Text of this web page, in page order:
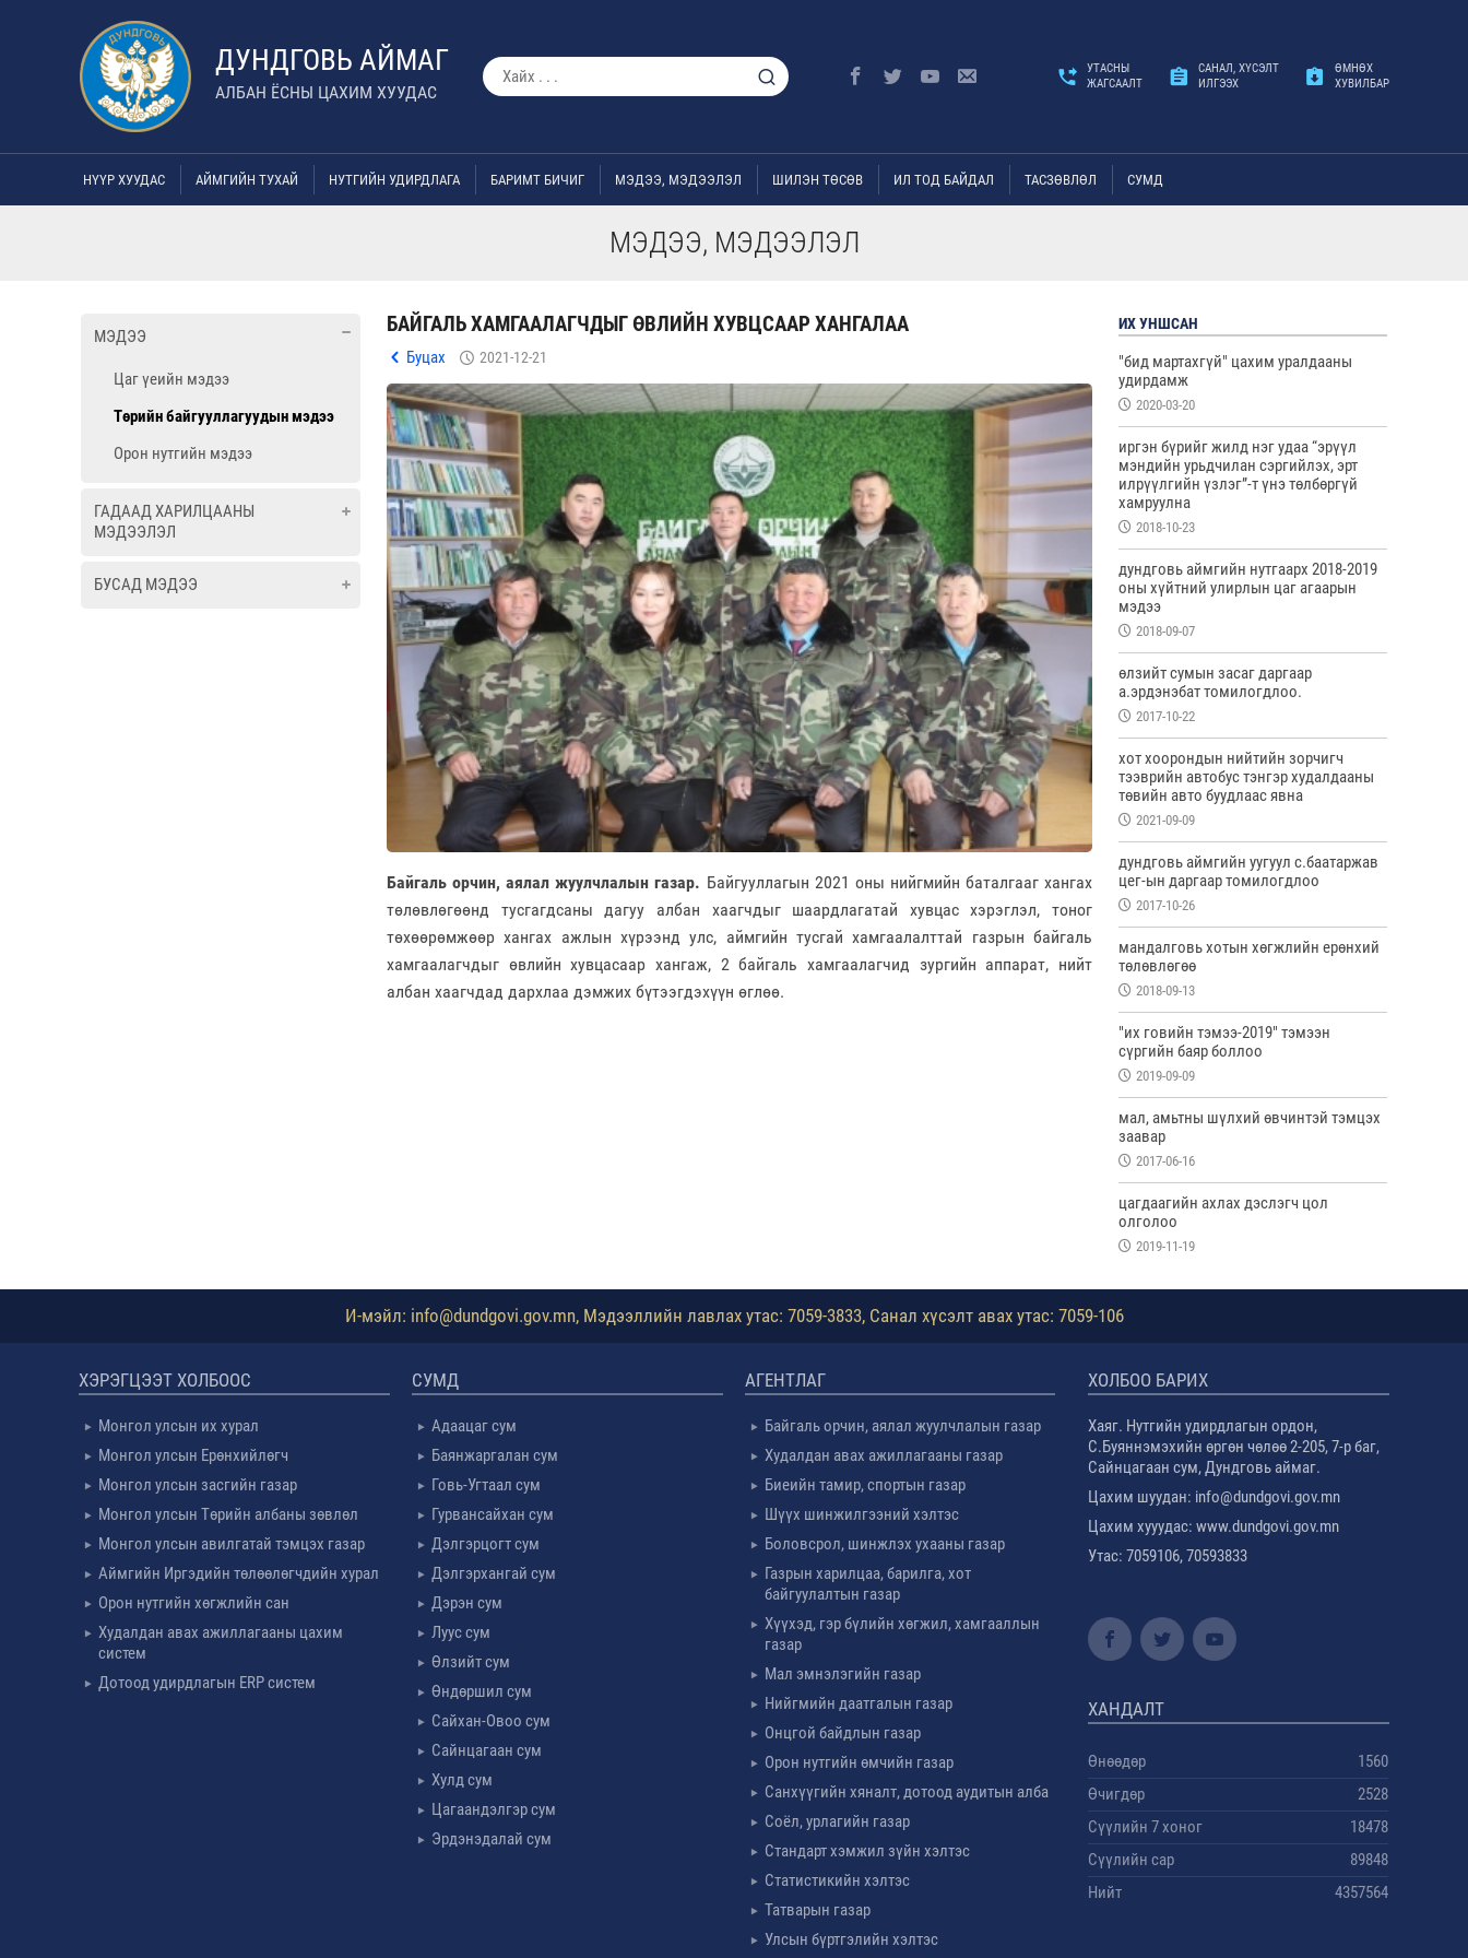
ДУНДГОВЬ АЙМАГ
АЛБАН ЁСНЫ ЦАХИМ ХУУДАС
УТАСНЫ
ЖАГСААЛТ
САНАЛ, ХҮСЭЛТ
ИЛГЭЭХ
ӨМНӨХ
ХУВИЛБАР
НҮҮР ХУУДАС АЙМГИЙН ТУХАЙ НУТГИЙН УДИРДЛАГА БАРИМТ БИЧИГ МЭДЭЭ, МЭДЭЭЛЭЛ ШИЛЭН ТӨСӨВ ИЛ ТОД БАЙДАЛ ТАСЗӨВЛӨЛ СУМД
МЭДЭЭ, МЭДЭЭЛЭЛ
МЭДЭЭ
Цаг үеийн мэдээ
Төрийн байгууллагуудын мэдээ
Орон нутгийн мэдээ
ГАДААД ХАРИЛЦААНЫ
МЭДЭЭЛЭЛ
БУСАД МЭДЭЭ
БАЙГАЛЬ ХАМГААЛАГЧДЫГ ӨВЛИЙН ХУВЦСААР ХАНГАЛАА
Буцах 2021-12-21
Байгаль орчин, аялал жуулчлалын газар. Байгууллагын 2021 оны нийгмийн баталгааг хангах
төлөвлөгөөнд тусгагдсаны дагуу албан хаагчдыг шаардлагатай хувцас хэрэглэл, тоног
төхөөрөмжөөр хангах ажлын хүрээнд улс, аймгийн тусгай хамгаалалттай газрын байгаль
хамгаалагчдыг өвлийн хувцасаар хангаж, 2 байгаль хамгаалагчид зургийн аппарат, нийт
албан хаагчдад дархлаа дэмжих бүтээгдэхүүн өглөө.
ИХ УНШСАН
"бид мартахгүй" цахим уралдааны
удирдамж
2020-03-20
иргэн бүрийг жилд нэг удаа “эрүүл
мэндийн урьдчилан сэргийлэх, эрт
илрүүлгийн үзлэг”-т үнэ төлбөргүй
хамруулна
2018-10-23
дундговь аймгийн нутгаарх 2018-2019
оны хүйтний улирлын цаг агаарын
мэдээ
2018-09-07
өлзийт сумын засаг даргаар
а.эрдэнэбат томилогдлоо.
2017-10-22
хот хоорондын нийтийн зорчигч
тээврийн автобус тэнгэр худалдааны
төвийн авто буудлаас явна
2021-09-09
дундговь аймгийн уугуул с.баатаржав
цег-ын даргаар томилогдлоо
2017-10-26
мандалговь хотын хөгжлийн ерөнхий
төлөвлөгөө
2018-09-13
"их говийн тэмээ-2019" тэмээн
сүргийн баяр боллоо
2019-09-09
мал, амьтны шүлхий өвчинтэй тэмцэх
заавар
2017-06-16
цагдаагийн ахлах дэслэгч цол
олголоо
2019-11-19
И-мэйл: info@dundgovi.gov.mn, Мэдээллийн лавлах утас: 7059-3833, Санал хүсэлт авах утас: 7059-106
ХЭРЭГЦЭЭТ ХОЛБООС
Монгол улсын их хурал
Монгол улсын Ерөнхийлөгч
Монгол улсын засгийн газар
Монгол улсын Төрийн албаны зөвлөл
Монгол улсын авилгатай тэмцэх газар
Аймгийн Иргэдийн төлөөлөгчдийн хурал
Орон нутгийн хөгжлийн сан
Худалдан авах ажиллагааны цахим
систем
Дотоод удирдлагын ERP систем
СУМД
Адаацаг сум
Баянжаргалан сум
Говь-Угтаал сум
Гурвансайхан сум
Дэлгэрцогт сум
Дэлгэрхангай сум
Дэрэн сум
Луус сум
Өлзийт сум
Өндөршил сум
Сайхан-Овоо сум
Сайнцагаан сум
Хулд сум
Цагаандэлгэр сум
Эрдэнэдалай сум
АГЕНТЛАГ
Байгаль орчин, аялал жуулчлалын газар
Худалдан авах ажиллагааны газар
Биеийн тамир, спортын газар
Шүүх шинжилгээний хэлтэс
Боловсрол, шинжлэх ухааны газар
Газрын харилцаа, барилга, хот
байгуулалтын газар
Хүүхэд, гэр бүлийн хөгжил, хамгааллын
газар
Мал эмнэлэгийн газар
Нийгмийн даатгалын газар
Онцгой байдлын газар
Орон нутгийн өмчийн газар
Санхүүгийн хяналт, дотоод аудитын алба
Соёл, урлагийн газар
Стандарт хэмжил зүйн хэлтэс
Статистикийн хэлтэс
Татварын газар
Улсын бүртгэлийн хэлтэс
ХОЛБОО БАРИХ
Хаяг. Нутгийн удирдлагын ордон,
С.Буяннэмэхийн өргөн чөлөө 2-205, 7-р баг,
Сайнцагаан сум, Дундговь аймаг.
Цахим шуудан: info@dundgovi.gov.mn
Цахим хууудас: www.dundgovi.gov.mn
Утас: 7059106, 70593833
ХАНДАЛТ
Өнөөдөр
1560
Өчигдөр
2528
Сүүлийн 7 хоног
18478
Сүүлийн сар
89848
Нийт
4357564